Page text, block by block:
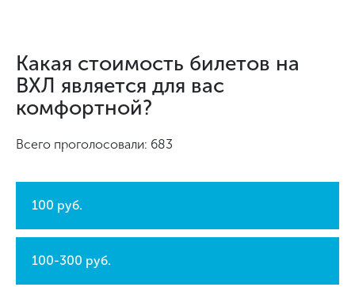
Какая стоимость билетов на
ВХЛ является для вас
комфортной?
Всего проголосовали: 683
100 руб.
100-300 руб.